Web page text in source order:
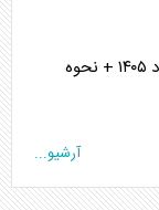
جدول قطعی برق استان البرز فردا شنبه ۱۷ مرداد ۱۴۰۵ + نحوه
آرشیو...